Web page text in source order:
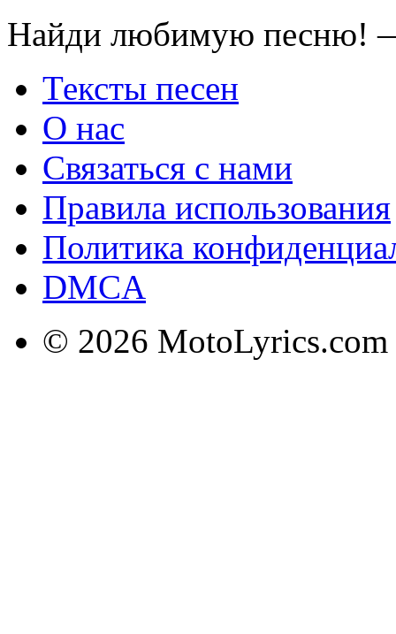
Найди любимую песню!
Тексты песен
О нас
Связаться с нами
Правила использования
Политика
DMCA
© 2026